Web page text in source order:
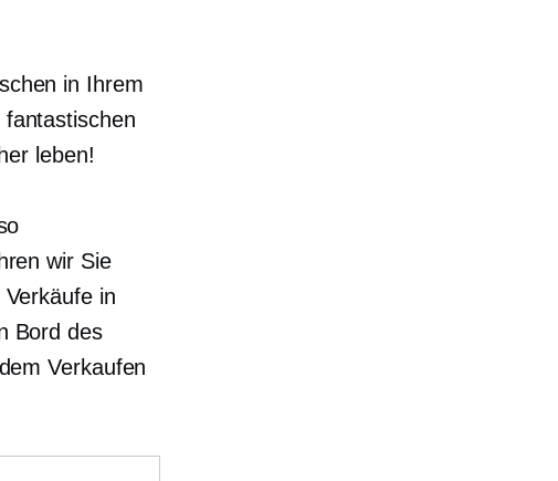
in Ihrem
leben!
wir Sie
in
Bord des
Verkaufen